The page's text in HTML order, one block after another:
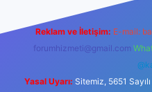
Reklam ve İletişim: E-mail:
forumhizmeti@gmail.com
Yasal Uyarı: Sitemiz, 5651